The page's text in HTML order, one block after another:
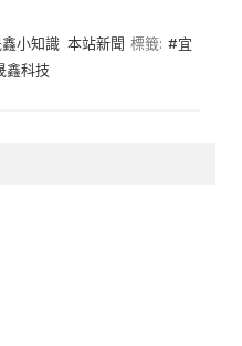
y
鑫小知識 本站新聞 標籤: #宜
鑫科技